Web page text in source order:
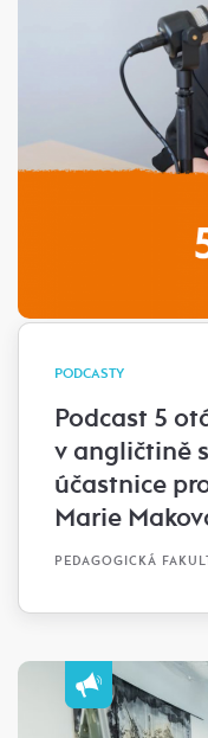
PODCASTY
Podcast 5
v angličtině
účastnice
Marie
PEDAGOGICKÁ